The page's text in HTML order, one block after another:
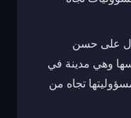
يدل على حسن
وهي مدينة في
تجاه من